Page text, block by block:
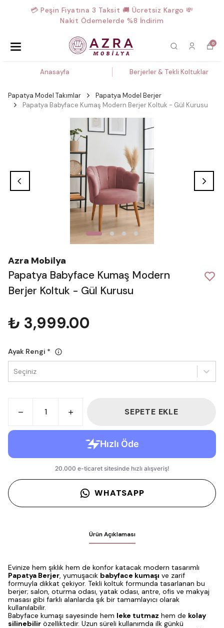
💳 Peşin Fiyatına 3 Taksit 🚚 Ücretsiz Kargo 💸
Nakit Ödemelerde %8 İndirim
0
Anasayfa Berjerler & Tekli Koltuklar
Papatya Model Takımlar
Papatya Model Berjer
Papatya Babyface Kumaş Modern Berjer Koltuk - Gül Kurusu
Azra Mobilya
Papatya Babyface Kumaş Modern
Berjer Koltuk - Gül Kurusu
₺ 3,999.00
Ayak Rengi *
Seçiniz
SEPETE EKLE
WHATSAPP
Ürün Açıklaması
Evinize hem şıklık hem de konfor katacak modern tasarımlı
Papatya Berjer, yumuşacık babyface kumaşı ve zarif
formuyla dikkat çekiyor. Tekli koltuk formunda tasarlanan bu
berjer; salon, oturma odası, yatak odası, antre, ofis ve makyaj
masası gibi farklı alanlarda şık bir tamamlayıcı olarak
kullanılabilir.
Babyface kumaşı sayesinde hem leke tutmaz hem de kolay
silinebilir özelliktedir. Uzun süreli kullanımda ilk günkü